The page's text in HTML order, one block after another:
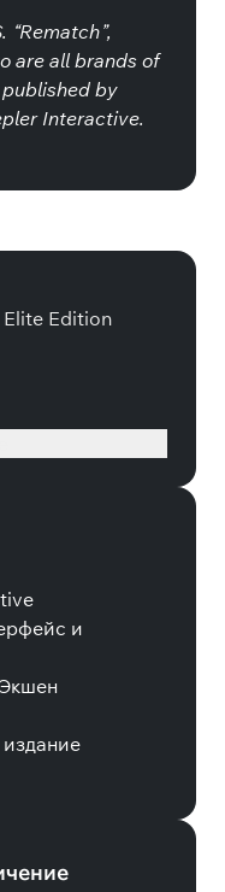
are all brands of
by
Interactive.
Elite Edition
и